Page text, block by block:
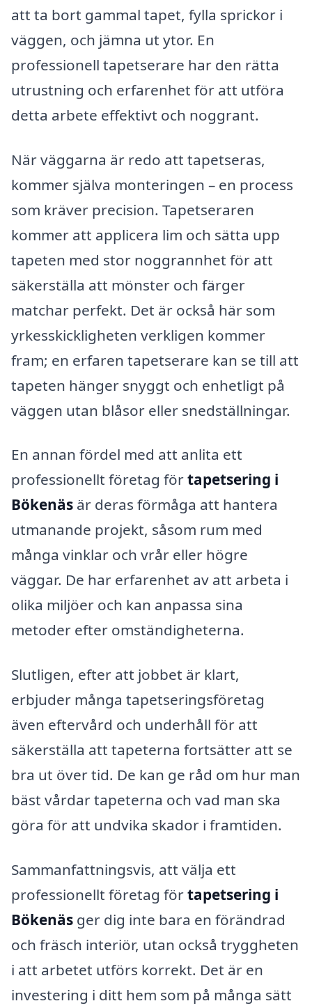
att ta bort gammal tapet, fylla sprickor i
väggen, och jämna ut ytor. En
professionell tapetserare har den rätta
utrustning och erfarenhet för att utföra
detta arbete effektivt och noggrant.
När väggarna är redo att tapetseras,
kommer själva monteringen – en process
som kräver precision. Tapetseraren
kommer att applicera lim och sätta upp
tapeten med stor noggrannhet för att
säkerställa att mönster och färger
matchar perfekt. Det är också här som
yrkesskickligheten verkligen kommer
fram; en erfaren tapetserare kan se till att
tapeten hänger snyggt och enhetligt på
väggen utan blåsor eller snedställningar.
En annan fördel med att anlita ett
professionellt företag förtapetsering i
Bökenäs är deras förmåga att hantera
utmanande projekt, såsom rum med
många vinklar och vrår eller högre
väggar. De har erfarenhet av att arbeta i
olika miljöer och kan anpassa sina
metoder efter omständigheterna.
Slutligen, efter att jobbet är klart,
erbjuder många tapetseringsföretag
även eftervård och underhåll för att
säkerställa att tapeterna fortsätter att se
bra ut över tid. De kan ge råd om hur man
bäst vårdar tapeterna och vad man ska
göra för att undvika skador i framtiden.
Sammanfattningsvis, att välja ett
professionellt företag förtapetsering i
Bökenäs ger dig inte bara en förändrad
och fräsch interiör, utan också tryggheten
i att arbetet utförs korrekt. Det är en
investering i ditt hem som på många sätt